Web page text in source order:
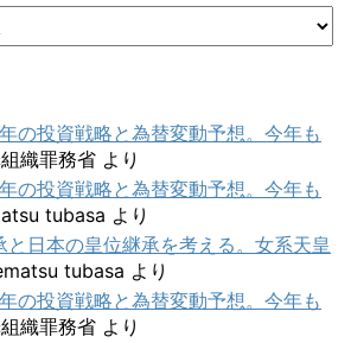
の投資戦略と為替変動予想。今年も
織罪務省 より
の投資戦略と為替変動予想。今年も
tubasa より
と日本の皇位継承を考える。女系天皇
tubasa より
の投資戦略と為替変動予想。今年も
織罪務省 より